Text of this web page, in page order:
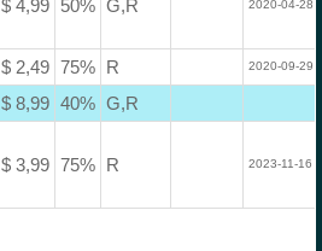
$ 4,99 50% G,R 2020-04-28
$ 2,49 75% R 2020-09-29
$ 8,99 40% G,R
$ 3,99 75% R 2023-11-16